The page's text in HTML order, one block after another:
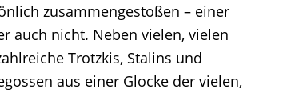
zusammengestoßen – einer
auch nicht. Neben vielen, vielen
Trotzkis, Stalins und
aus einer Glocke der vielen,